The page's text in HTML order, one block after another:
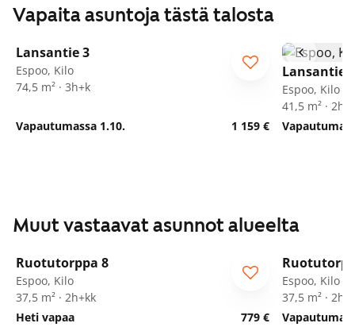
Vapaita asuntoja tästä talosta
/28
Lansantie 3
Espoo, Kilo
74,5 m² · 3h+k
Vapautumassa 1.10. 1 159 €
Lansantie 3
Espoo, Kilo
41,5 m² ·
Muut vastaavat asunnot alueelta
ARA
Ruotutorppa 8
Espoo, Kilo
37,5 m² · 2h+kk
Heti vapaa
779 €
ARA
Espoo, Kilo
37,5 m² ·